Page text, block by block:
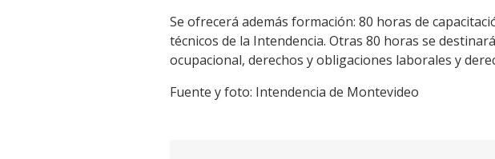
Se ofrecerá además formación: 80 horas de
técnicos de la Intendencia. Otras 80 horas se
ocupacional, derechos y obligaciones laborales y
Fuente y foto: Intendencia de Montevideo